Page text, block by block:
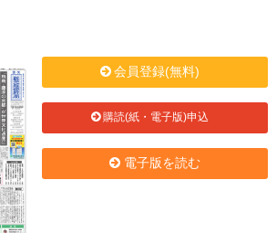
会員登録(無料)
購読(紙・電子版)申込
電子版を読む